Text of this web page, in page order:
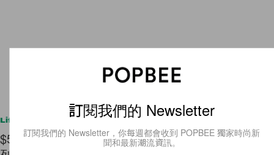
Lifestyle
$500做個高貴新娘！Reformation 簡約優雅婚紗系
訂閱我們的 Newsletter
訂閱我們的 Newsletter，你每週都會收到 POPBEE 獨家時尚新
聞和最新潮流資訊。